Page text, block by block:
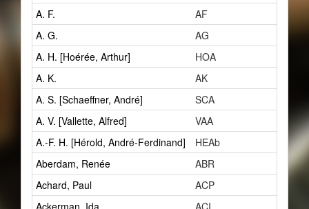
A. F.
AF
A. G.
AG
A. H. [Hoérée, Arthur]
HOA
A. K.
AK
A. S. [Schaeffner, André]
SCA
A. V. [Vallette, Alfred]
VAA
A.-F. H. [Hérold, André-Ferdinand]
HEAb
Aberdam, Renée
ABR
Achard, Paul
ACP
Ackerman, Ida
ACI